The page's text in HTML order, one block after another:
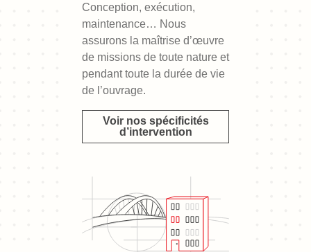
Conception, exécution,
maintenance… Nous
assurons la maîtrise d’œuvre
de missions de toute nature et
pendant toute la durée de vie
de l’ouvrage.
Voir nos spécificités
d’intervention